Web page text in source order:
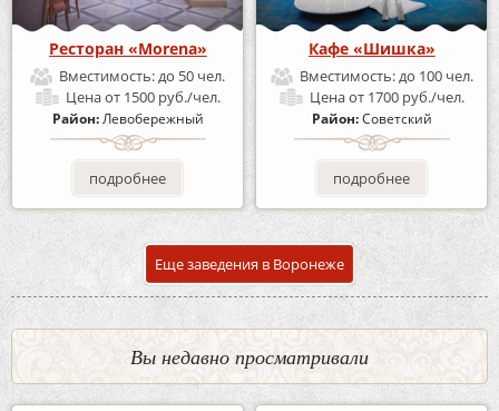
Ресторан «Morena»
Вместимость:до 50 чел.
Ценаот 1500 руб./чел.
Район:Левобережный
подробнее
Кафе «Шишка»
Вместимость:до 100 чел.
Ценаот 1700 руб./чел.
Район:Советский
подробнее
Еще заведения в Воронеже
Вы недавно просматривали